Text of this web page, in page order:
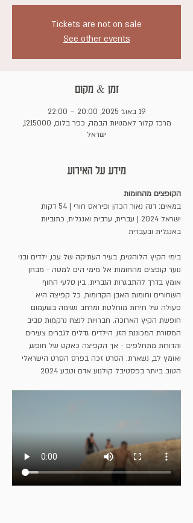
Tickets are not on sale
See other events
זמן & מקום
19 באוג׳ 2025, 20:00 – 22:00
מרכז קלור לאמנויות הבמה, כפר בלום, 1215000,
ישראל
מידע על האירוע
הקופצים מהחומות
במאים: דנה נאור הכהן ופיראס חורי | 54 דקות
ישראל 2024 | עברית, ערבית ואנגלית, כתוביות
באנגלית ובעברית
בימי הקיץ הלוהטים, בעיר העתיקה של עכו, ילדים ובני
נוער קופצים מהחומות אל מימי הים למטה - מבחן
אומץ בדרך להתבגרות הגברית. בין סלעי החוף
השחורים וחומות האבן הקדומות, כל קפיצה היא
פעולה של חירות מוחלטת ומרחב נשימה בשעמום
חופשת הקיץ הארוכה. חברויות לנצח נרקמות סביב
המסורת המכוננת הזו, הילדים גדלים לגברים צעירים
והדורות מתחלפים - אך הקפיצה כאקט של חופש,
ואומץ לב, נשארת. הסרט זכה בפרס הסרט הישראלי
הטוב ביותר בפסטיבל קולנוע אדם וטבע 2024